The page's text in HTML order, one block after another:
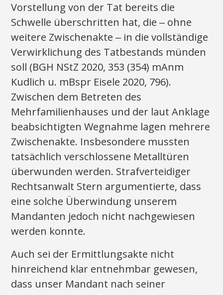
Vorstellung von der Tat bereits die
Schwelle überschritten hat, die ‒ ohne
weitere Zwischenakte ‒ in die vollständige
Verwirklichung des Tatbestands münden
soll (BGH NStZ 2020, 353 (354) mAnm
Kudlich u. mBspr Eisele 2020, 796).
Zwischen dem Betreten des
Mehrfamilienhauses und der laut Anklage
beabsichtigten Wegnahme lagen mehrere
Zwischenakte. Insbesondere mussten
tatsächlich verschlossene Metalltüren
überwunden werden. Strafverteidiger
Rechtsanwalt Stern argumentierte, dass
eine solche Überwindung unserem
Mandanten jedoch nicht nachgewiesen
werden konnte.
Auch sei der Ermittlungsakte nicht
hinreichend klar entnehmbar gewesen,
dass unser Mandant nach seiner